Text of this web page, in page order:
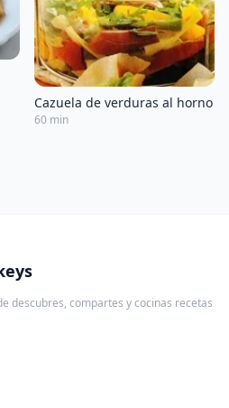
Cazuela de verduras al horno
60 min
descubres, compartes y cocinas recetas